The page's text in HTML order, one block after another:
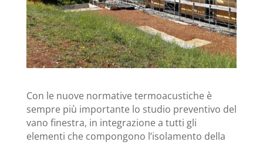
Con le nuove normative termoacustiche è
sempre più importante lo studio preventivo del
vano finestra, in integrazione a tutti gli
elementi che compongono l’isolamento della